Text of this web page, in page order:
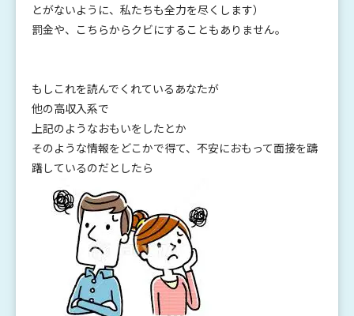
とがないように、私たちも全力を尽くします）
罰金や、こちらからクビにすることもありません。
もしこれを読んでくれているあなたが
他の高収入系で
上記のようなおもいをしたとか
そのような情報をどこかで得て、不安におもって面接を躊
躇しているのだとしたら